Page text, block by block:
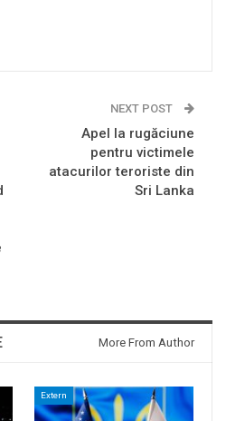
NEXT POST
Apel la rugăciune
pentru victimele
atacurilor teroriste din
Sri Lanka
More From Author
Extern